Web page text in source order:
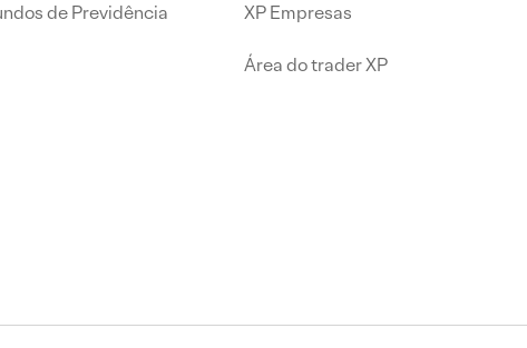
de Previdência XP Empresas
Área do trader XP